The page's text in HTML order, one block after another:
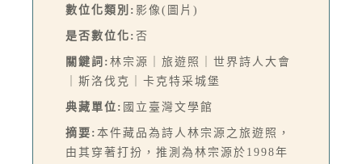
數位化類別: 影像(圖片)
是否數位化: 否
關鍵詞: 林宗源｜旅遊照｜世界詩人大會
｜斯洛伐克｜卡克特采城堡
典藏單位: 國立臺灣文學館
摘要: 本件藏品為詩人林宗源之旅遊照，
由其穿著打扮，推測為林宗源於1998年